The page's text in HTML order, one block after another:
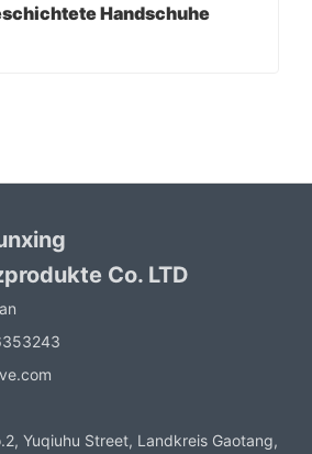
Handschuhe
Co. LTD
Yuqiuhu Street, Landkreis Gaotang,